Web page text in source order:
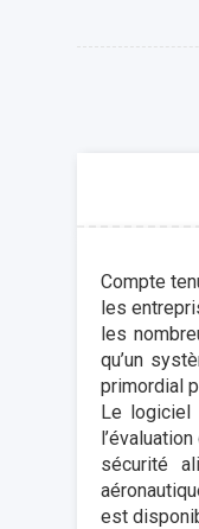
Compte
les
les
qu’un
primordial
Le logiciel
sécurité
est